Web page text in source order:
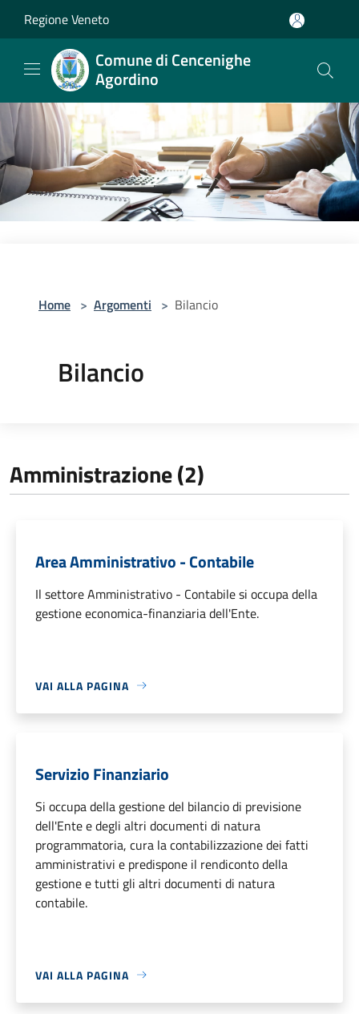
Regione Veneto
Comune di Cencenighe
Agordino
Home > Argomenti > Bilancio
Bilancio
Amministrazione (2)
Area Amministrativo - Contabile
Il settore Amministrativo - Contabile si occupa della
gestione economica-finanziaria dell'Ente.
VAI ALLA PAGINA
Servizio Finanziario
Si occupa della gestione del bilancio di previsione
dell'Ente e degli altri documenti di natura
programmatoria, cura la contabilizzazione dei fatti
amministrativi e predispone il rendiconto della
gestione e tutti gli altri documenti di natura
contabile.
VAI ALLA PAGINA